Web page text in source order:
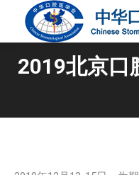
2019北京口